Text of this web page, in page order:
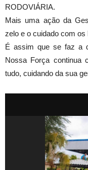
RODOVIÁRIA.
Mais uma ação da
zelo e o cuidado com
É assim que se faz a
Nossa Força continua
tudo, cuidando da sua